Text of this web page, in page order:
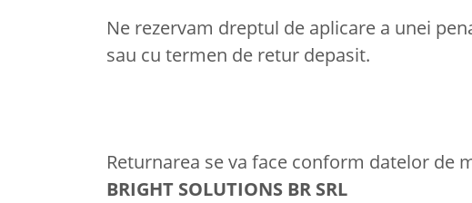
Ne rezervam dreptul de aplicare a unei
sau cu termen de retur depasit.
Returnarea se va face conform datelor de
BRIGHT SOLUTIONS BR SRL